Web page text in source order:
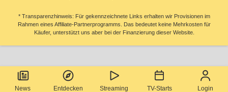
News Entdecken Streaming TV-Starts Login
* Transparenzhinweis: Für gekennzeichnete Links erhalten wir Provisionen im
Rahmen eines Affiliate-Partnerprogramms. Das bedeutet keine Mehrkosten für
Käufer, unterstützt uns aber bei der Finanzierung dieser Website.